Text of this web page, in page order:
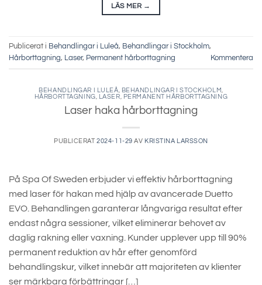
LÄS MER →
Publicerat i Behandlingar i Luleå, Behandlingar i Stockholm,
Hårborttagning, Laser, Permanent hårborttagning Kommentera
BEHANDLINGAR I LULEÅ, BEHANDLINGAR I STOCKHOLM,
HÅRBORTTAGNING, LASER, PERMANENT HÅRBORTTAGNING
Laser haka hårborttagning
PUBLICERAT2024-11-29 AV KRISTINA LARSSON
På Spa Of Sweden erbjuder vi effektiv hårborttagning
med laser för hakan med hjälp av avancerade Duetto
EVO. Behandlingen garanterar långvariga resultat efter
endast några sessioner, vilket eliminerar behovet av
daglig rakning eller vaxning. Kunder upplever upp till 90%
permanent reduktion av hår efter genomförd
behandlingskur, vilket innebär att majoriteten av klienter
ser märkbara förbättringar […]